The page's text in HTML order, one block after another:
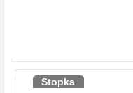
Stopka